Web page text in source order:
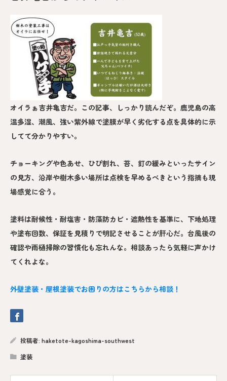
オイラぁ吉井亀吉だ。この記事、しっかり読んだぞ。鹿児島の高
温多湿、潮風、強い紫外線で塗膜が早く劣化する点を具体的に示
してて分かりやすい。
チョーキングや色あせ、ひび割れ、苔、釘の緩みといったサイン
の見方、沿岸や樹木多い場所は点検を早めるべきという指摘も現
場感覚に合う。
塗料は耐候性・耐塩害・防藻防カビ・遮熱性を基準に、下地処理
や塗布回数、保証を見積りで明記させることが肝心だ。台風後の
確認や雨樋掃除の習慣化も忘れんな。相談あったら気軽に声かけ
てくれよな。
外壁塗装・屋根塗装でお困りの方はこちらから相談！
投稿者: haketote-kagoshima-southwest
塗装